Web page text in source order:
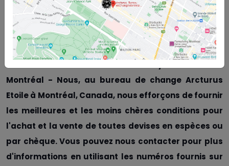
moins chers de Montréal, offrant la meilleure monnaie canadienne
en espèces et par chèque à ses clients. Veuillez continuer avec
nous pour en savoir plus sur Conversion de dollars canadiens en
yuans chinois à Montréal
Montréal - Nous, au bureau de change Arcturus
Etoile à Montréal, Canada, nous efforçons de fournir
les meilleures et les moins chères conditions pour
l'achat et la vente de toutes devises en espèces ou
par chèque. Vous pouvez nous contacter pour plus
d'informations en utilisant les numéros fournis sur